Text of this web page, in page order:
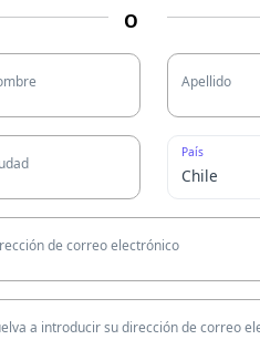
O
Apellido
País
de correo electrónico
a introducir su dirección de correo